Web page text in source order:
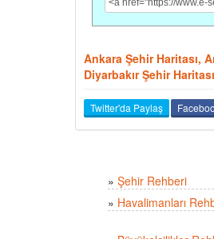
Ankara Şehir Haritası,
Diyarbakır Şehir
Twitter'da Paylaş
» Şehir Rehberi
» Havalimanları